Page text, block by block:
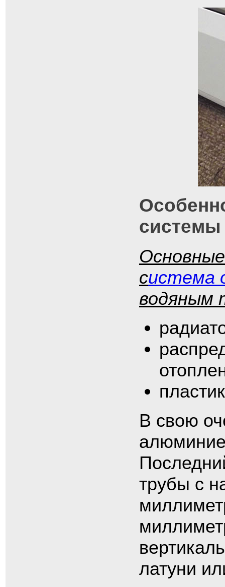
системы
система
водяным
В свою
трубы с
латуни